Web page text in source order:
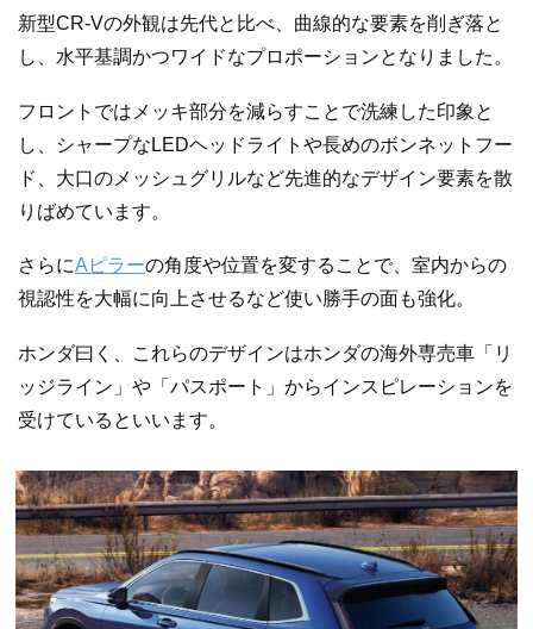
新型CR-Vの外観は先代と比べ、曲線的な要素を削ぎ落と
し、水平基調かつワイドなプロポーションとなりました。
フロントではメッキ部分を減らすことで洗練した印象と
し、シャープなLEDヘッドライトや長めのボンネットフー
ド、大口のメッシュグリルなど先進的なデザイン要素を散
りばめています。
さらにAピラーの角度や位置を変することで、室内からの
視認性を大幅に向上させるなど使い勝手の面も強化。
ホンダ曰く、これらのデザインはホンダの海外専売車「リ
ッジライン」や「パスポート」からインスピレーションを
受けているといいます。